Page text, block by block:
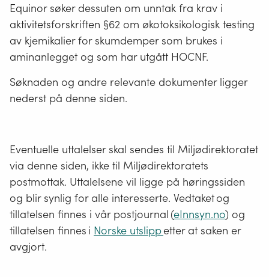
Equinor søker dessuten om unntak fra krav i
aktivitetsforskriften §62 om økotoksikologisk testing
av kjemikalier for skumdemper som brukes i
aminanlegget og som har utgått HOCNF.
Søknaden og andre relevante dokumenter ligger
nederst på denne siden.
Eventuelle uttalelser skal sendes til Miljødirektoratet
via denne siden, ikke til Miljødirektoratets
postmottak. Uttalelsene vil ligge på høringssiden
og blir synlig for alle interesserte. Vedtaket og
tillatelsen finnes i vår postjournal (eInnsyn.no) og
tillatelsen finnes i Norske utslippetter at saken er
avgjort.